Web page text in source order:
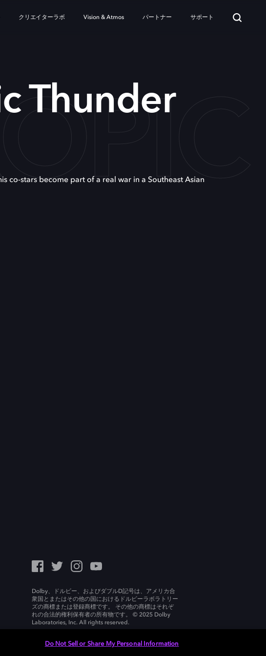
クリエイターラボ Vision & Atmos パートナー サポート
Thunder
co-stars become part of a real war in a Southeast Asian
Dolby、ドルビー、およびダブルD記号は、アメリカ合
衆国とまたはその他の国におけるドルビーラボラトリー
ズの商標または登録商標です。 その他の商標はそれぞ
れの合法的権利保有者の所有物です。 © 2025 Dolby
Laboratories, Inc. All rights reserved.
Do Not Sell or Share My Personal Information